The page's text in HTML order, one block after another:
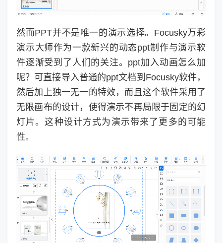
然而PPT并不是唯一的演示选择。Focusky万彩
演示大师作为一款新兴的动态ppt制作与演示软
件逐渐受到了人们的关注。ppt加入动画怎么加
呢？可直接导入普通的ppt文档到Focusky软件，
然后加上独一无一的特效，而且这个软件采用了
无限画布的设计，使得演示不再局限于固定的幻
灯片。这种设计方式为演示带来了更多的可能
性。